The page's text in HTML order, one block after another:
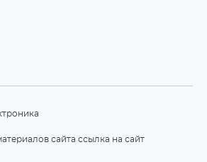
сайта ссылка на сайт